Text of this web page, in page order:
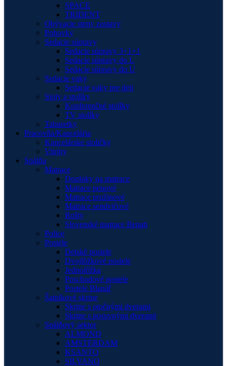
SPACE
TRIDENT
Obývacie steny zostavy
Pohovky
Sedacie súpravy
Sedacie súpravy 3+1+1
Sedacie súpravy do L
Sedacie súpravy do U
Sedacie vaky
Sedacie vaky pre deti
Stoly a stolíky
Konferenčné stolíky
TV stolíky
Taburetky
Pracovňa/Kancelária
Kancelárske stoličky
Vitríny
Spálňa
Matrace
Doplnky na matrace
Matrace penové
Matrace pružinové
Matrace sendvičové
Rošty
Slovenské matrace Benab
Police
Postele
Detské postele
Dvojlôžkové postele
Jednolôžka
Poschodové postele
Postele Blanář
Šatníkové skrine
Skrine s otočnými dverami
Skrine s posuvnými dverami
Spálňový sektor
ALMOND
AMSTERDAM
KSANTO
SILVANO